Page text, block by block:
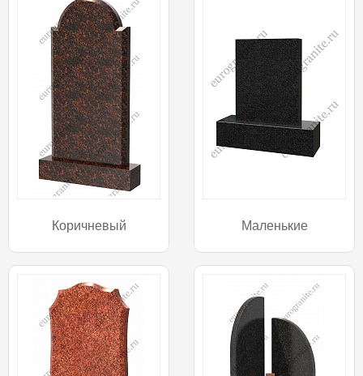
Коричневый Маленькие